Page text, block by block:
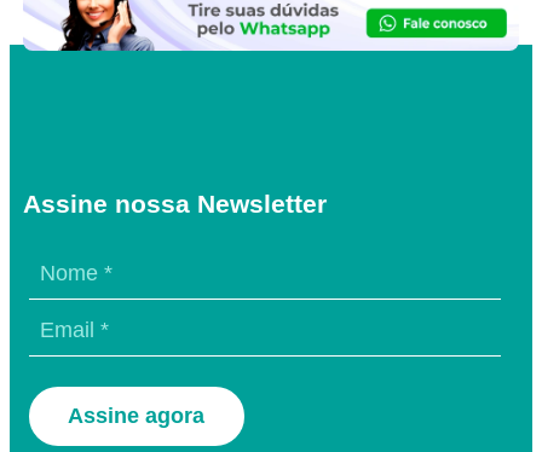
Assine nossa Newsletter
Assine agora